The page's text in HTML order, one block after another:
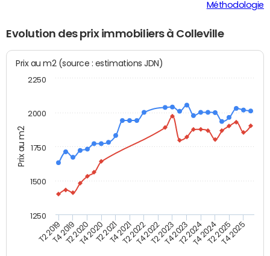
Méthodologie
Evolution des prix immobiliers à Colleville
Prix au m2
Prix au m2 (source : estimations JDN)
T2 2019T4 2019T2 2020T4 2020T2 2021T4 2021T2 2022T4 2022T2 2023T4 2023T2 2024T4 2024T2 2025T4 2025
2000
1250
1500
1750
2250